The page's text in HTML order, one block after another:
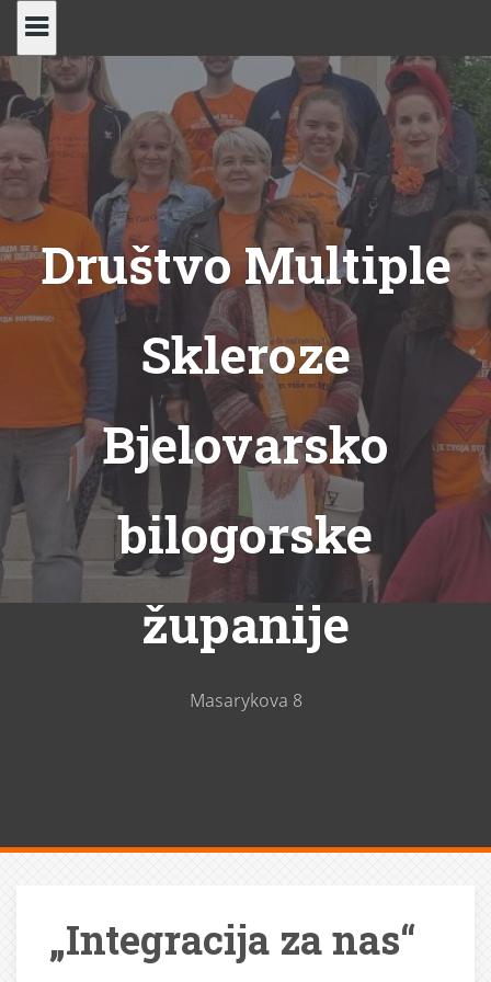
Skip
content
Društvo Multiple
Skleroze
Bjelovarsko
bilogorske
županije
Masarykova 8
„Integracija za nas“